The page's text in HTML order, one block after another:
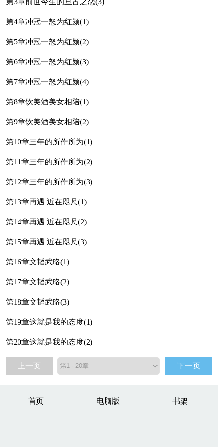
第3章前世今生的亘古之恋(3)
第4章冲冠一怒为红颜(1)
第5章冲冠一怒为红颜(2)
第6章冲冠一怒为红颜(3)
第7章冲冠一怒为红颜(4)
第8章饮美酒美女相陪(1)
第9章饮美酒美女相陪(2)
第10章三年的所作所为(1)
第11章三年的所作所为(2)
第12章三年的所作所为(3)
第13章再遇 近在咫尺(1)
第14章再遇 近在咫尺(2)
第15章再遇 近在咫尺(3)
第16章文韬武略(1)
第17章文韬武略(2)
第18章文韬武略(3)
第19章这就是我的态度(1)
第20章这就是我的态度(2)
上一页 下一页
首页 电脑版 书架